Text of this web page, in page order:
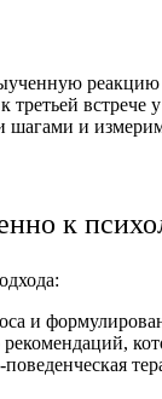
реакцию
встрече
шагами и
к
и